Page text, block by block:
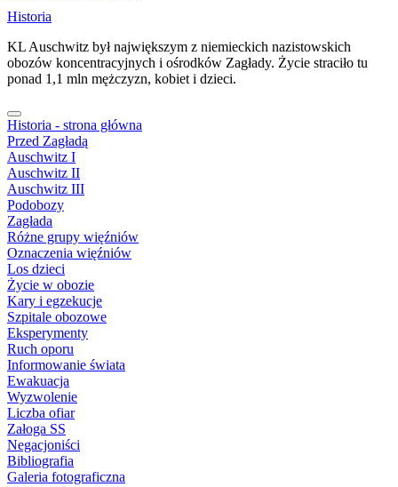
Historia
KL Auschwitz był największym z niemieckich nazistowskich
obozów koncentracyjnych i ośrodków Zagłady. Życie straciło tu
ponad 1,1 mln mężczyzn, kobiet i dzieci.
Historia - strona główna
Przed Zagładą
Auschwitz I
Auschwitz II
Auschwitz III
Podobozy
Zagłada
Różne grupy więźniów
Oznaczenia więźniów
Los dzieci
Życie w obozie
Kary i egzekucje
Szpitale obozowe
Eksperymenty
Ruch oporu
Informowanie świata
Ewakuacja
Wyzwolenie
Liczba ofiar
Załoga SS
Negacjoniści
Bibliografia
Galeria fotograficzna